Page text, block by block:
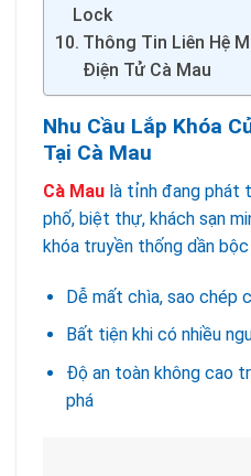
Lock
Thông Tin Liên Hệ
Điện Tử Cà Mau
Nhu Cầu Lắp Khóa
Tại Cà Mau
Cà Mau là tỉnh đang phát
phố, biệt thự, khách sạn
khóa truyền thống dần bộc
Dễ mất chìa, sao chép
Bất tiện khi có nhiều
Độ an toàn không cao
phá